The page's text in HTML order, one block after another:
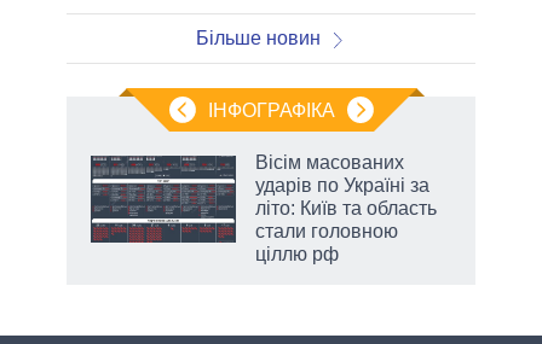
Більше новин
ІНФОГРАФІКА
Вісім масованих
ударів по Україні за
літо: Київ та область
стали головною
ціллю рф